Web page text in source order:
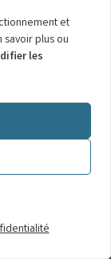
et
plus ou
les
?